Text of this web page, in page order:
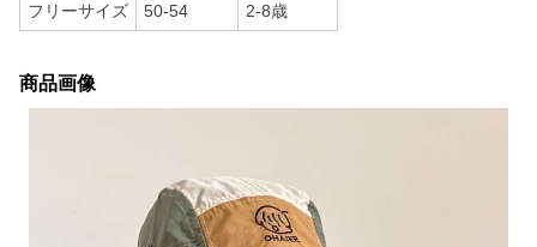
フリーサイズ 50-54 2-8歳
商品画像